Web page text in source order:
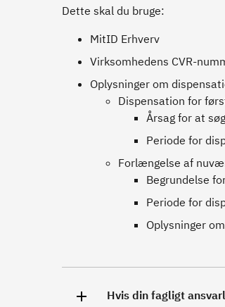
Dette skal du bruge:
MitID Erhverv
Virksomhedens CVR-
Oplysninger om
Dispensation for
Årsag for at
Periode for
Forlængelse af
Begrundelse
Periode for
Oplysninger
Hvis din fagligt